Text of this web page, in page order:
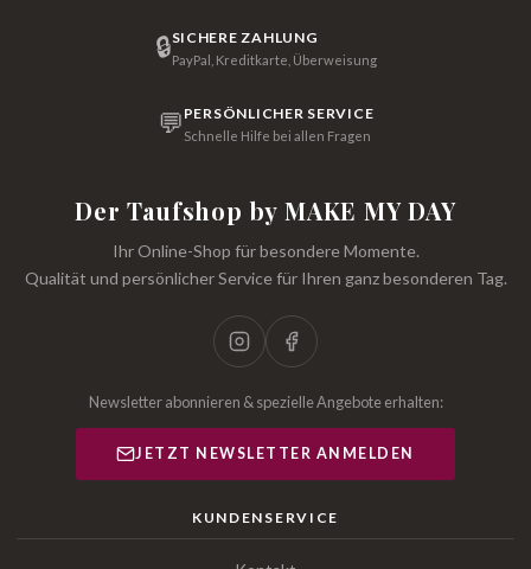
🔒SICHERE ZAHLUNG
PayPal, Kreditkarte, Überweisung
💬 PERSÖNLICHER SERVICE
Schnelle Hilfe bei allen Fragen
Der Taufshop by MAKE MY DAY
Ihr Online-Shop für besondere Momente.
Qualität und persönlicher Service für Ihren ganz besonderen Tag.
Newsletter abonnieren & spezielle Angebote erhalten:
JETZT NEWSLETTER ANMELDEN
KUNDENSERVICE